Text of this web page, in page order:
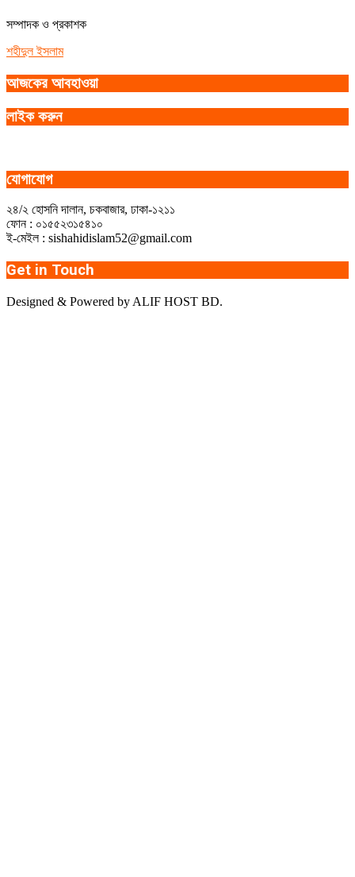
সম্পাদক ও প্রকাশক
শহীদুল ইসলাম
আজকের আবহাওয়া
লাইক করুন
যোগাযোগ
২৪/২ হোসনি দালান, চকবাজার, ঢাকা-১২১১
ফোন : ০১৫৫২৩১৫৪১০
ই-মেইল : sishahidislam52@gmail.com
Get in Touch
Designed & Powered by ALIF HOST BD.